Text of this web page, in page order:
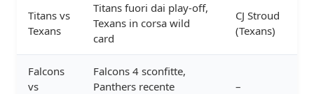
Titans vs
Texans
Titans fuori dai play-off,
Texans in corsa wild
card
CJ Stroud
(Texans)
Falcons
vs
Falcons 4 sconfitte,
Panthers recente
–